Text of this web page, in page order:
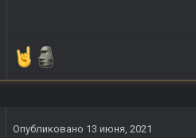
Опубликовано 13 июня, 2021